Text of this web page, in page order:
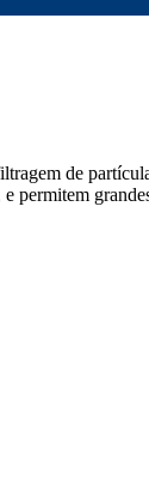
de
permitem